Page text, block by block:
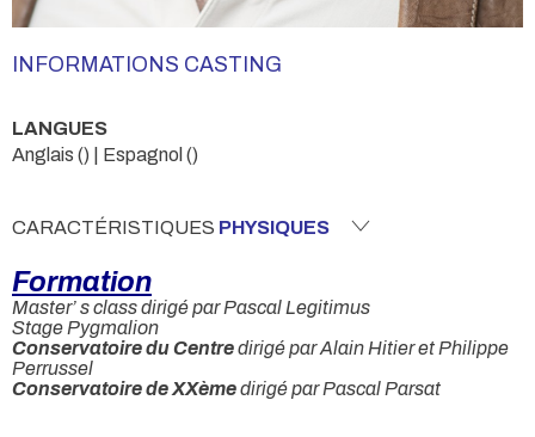
INFORMATIONS CASTING
LANGUES
Anglais () | Espagnol ()
CARACTÉRISTIQUES PHYSIQUES
Formation
Master’ s class dirigé par Pascal Legitimus
Stage Pygmalion
Conservatoire du Centredirigé par Alain Hitier et Philippe
Perrussel
Conservatoire de XXèmedirigé par Pascal Parsat